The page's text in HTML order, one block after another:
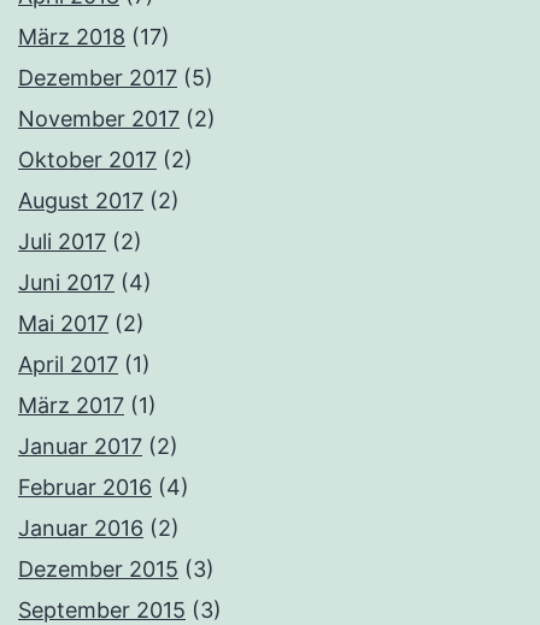
März 2018 (17)
Dezember 2017 (5)
November 2017 (2)
Oktober 2017 (2)
August 2017 (2)
Juli 2017 (2)
Juni 2017 (4)
Mai 2017 (2)
April 2017 (1)
März 2017 (1)
Januar 2017 (2)
Februar 2016 (4)
Januar 2016 (2)
Dezember 2015 (3)
September 2015 (3)